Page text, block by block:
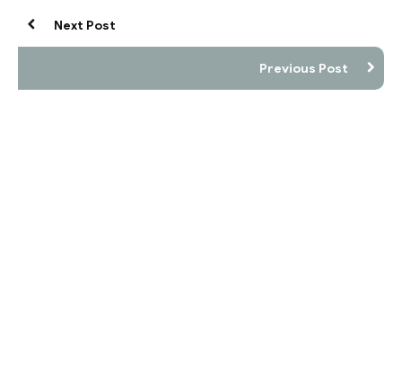
Next Post
Previous Post